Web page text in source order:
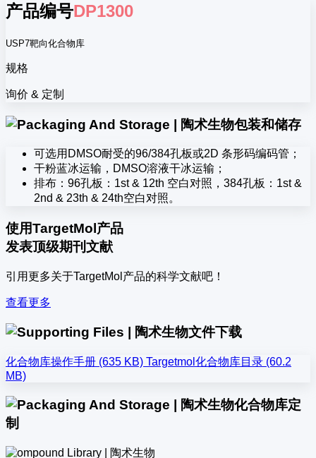
产品编号DP1300
USP7靶向化合物库
规格
询价 & 定制
包装和储存
可选用DMSO耐受的96/384孔板或2D 条形码编码管；
干粉蓝冰运输，DMSO溶液干冰运输；
排布：96孔板：1st & 12th 空白对照，384孔板：1st &
2nd & 23th & 24th空白对照。
使用TargetMol产品
发表顶级期刊文献
引用更多关于TargetMol产品的科学文献吧！
查看更多
文件下载
化合物库操作手册 (635 KB) Targetmol化合物库目录 (60.2
MB)
化合物库定
制